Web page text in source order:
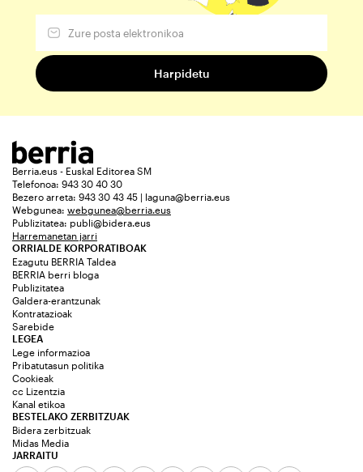
Berria.eus - Euskal Editorea SM
Telefonoa: 943 30 40 30
Bezero arreta: 943 30 43 45 | laguna@berria.eus
Webgunea: webgunea@berria.eus
Publizitatea: publi@bidera.eus
Harremanetan jarri
ORRIALDE KORPORATIBOAK
Ezagutu BERRIA Taldea
BERRIA berri bloga
Publizitatea
Galdera-erantzunak
Kontratazioak
Sarebide
JARRAITU
LEGEA
Lege informazioa
Pribatutasun politika
Cookieak
cc Lizentzia
Kanal etikoa
BESTELAKO ZERBITZUAK
Bidera zerbitzuak
Midas Media